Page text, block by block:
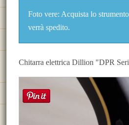
Foto vere: Acquista lo
verrà spedito.
Chitarra elettrica Dillion "DPR